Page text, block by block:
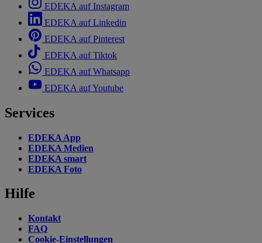
EDEKA auf Instagram
EDEKA auf Linkedin
EDEKA auf Pinterest
EDEKA auf Tiktok
EDEKA auf Whatsapp
EDEKA auf Youtube
Services
EDEKA App
EDEKA Medien
EDEKA smart
EDEKA Foto
Hilfe
Kontakt
FAQ
Cookie-Einstellungen